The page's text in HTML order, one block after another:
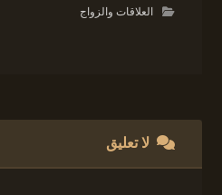
العلاقات والزواج
لا تعليق